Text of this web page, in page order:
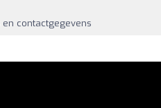
en contactgegevens